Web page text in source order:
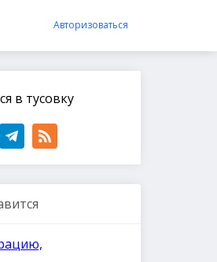
Авторизоваться
в тусовку